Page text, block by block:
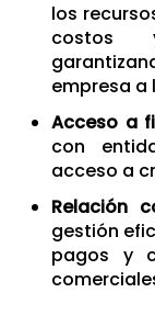
los
costos
empresa a
Acceso a
con
acceso a
Relación
gestión
pagos y